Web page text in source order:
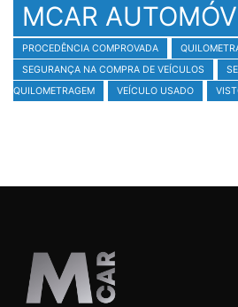
MCAR
PROCEDÊNCIA COMPROVADA
SEGURANÇA NA COMPRA DE VEÍCULOS
QUILOMETRAGEM
VEÍCULO USADO